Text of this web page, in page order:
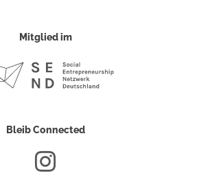
Mitglied im
Bleib Connected